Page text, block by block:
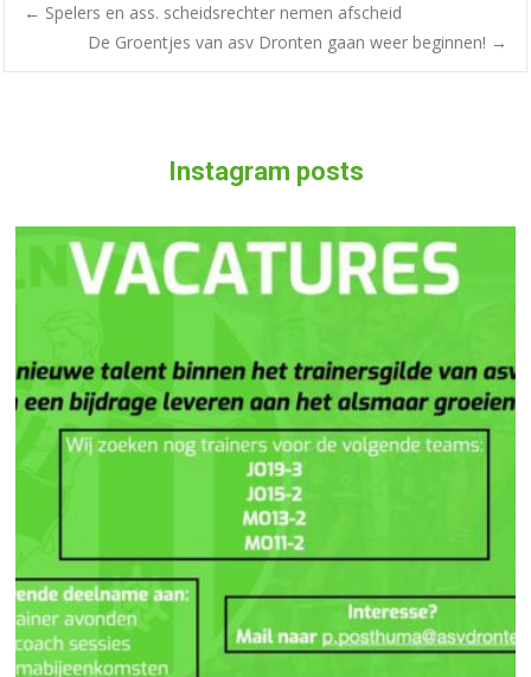
← Spelers en ass. scheidsrechter nemen afscheid
De Groentjes van asv Dronten gaan weer beginnen! →
Instagram posts